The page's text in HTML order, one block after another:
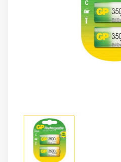
Sécurité
Mobilités